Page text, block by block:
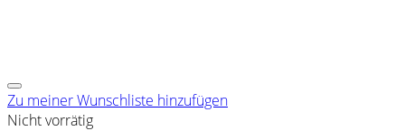
Zu meiner Wunschliste hinzufügen
Nicht vorrätig